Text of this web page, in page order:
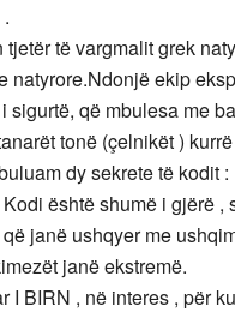
tjetër të vargmalit grek
natyrore.Ndonjë ekip
sigurtë, që mbulesa me
tonë (çelnikët )
dy sekrete të kodit
është shumë i gjërë
janë ushqyer me
janë ekstremë.
I BIRN , në interes , për